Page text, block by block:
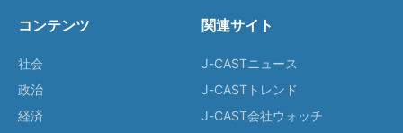
コンテンツ
社会
政治
経済
関連サイト
J-CASTニュース
J-CASTトレンド
J-CAST会社ウォッチ